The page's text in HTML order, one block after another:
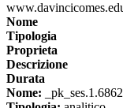
Nome
Tipologia
Proprieta
Descrizione
Durata
Nome: _pk_ses.1.6862